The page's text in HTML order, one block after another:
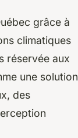
grâce à
climatiques
réservée aux
une solution
des